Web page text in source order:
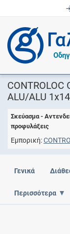
CONTROLOC
ALU/ALU
Σκεύασμα -
προφυλάξεις
Εμπορική
Γενικά
Περισσότερα